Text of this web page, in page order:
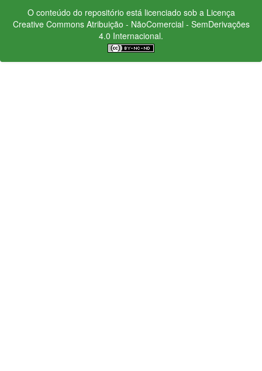
O conteúdo do repositório está licenciado sob a Licença
Creative CommonsAtribuição - NãoComercial - SemDerivações
4.0 Internacional.